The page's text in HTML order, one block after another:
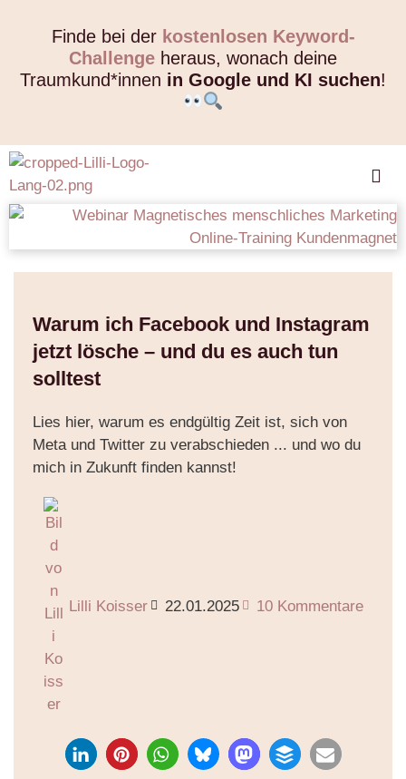
Finde bei der kostenlosen Keyword-
Challenge heraus, wonach deine
Traumkund*innen in Google und KI suchen!
Warum ich Facebook und Instagram
jetzt lösche – und du es auch tun
solltest
Lies hier, warum es endgültig Zeit ist, sich von
Meta und Twitter zu verabschieden ... und wo du
mich in Zukunft finden kannst!
Lilli Koisser 22.01.2025 10 Kommentare